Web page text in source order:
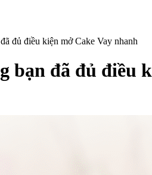
đủ điều kiện mở Cake Vay nhanh
bạn đã đủ điều